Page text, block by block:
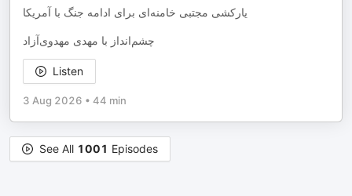
یارکشی مجتبی خامنه‌ای برای ادامه جنگ با آمریکا
چشم‌انداز با مهدی مهدوی‌آزاد
Listen
3 Aug 2026 • 44 min
See All 1001 Episodes